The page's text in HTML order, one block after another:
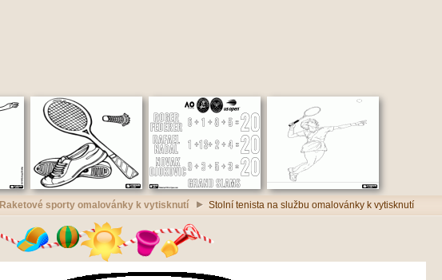
Raketové sporty omalovánky k vytisknutí Stolní tenista na službu omalovánky k vytisknutí